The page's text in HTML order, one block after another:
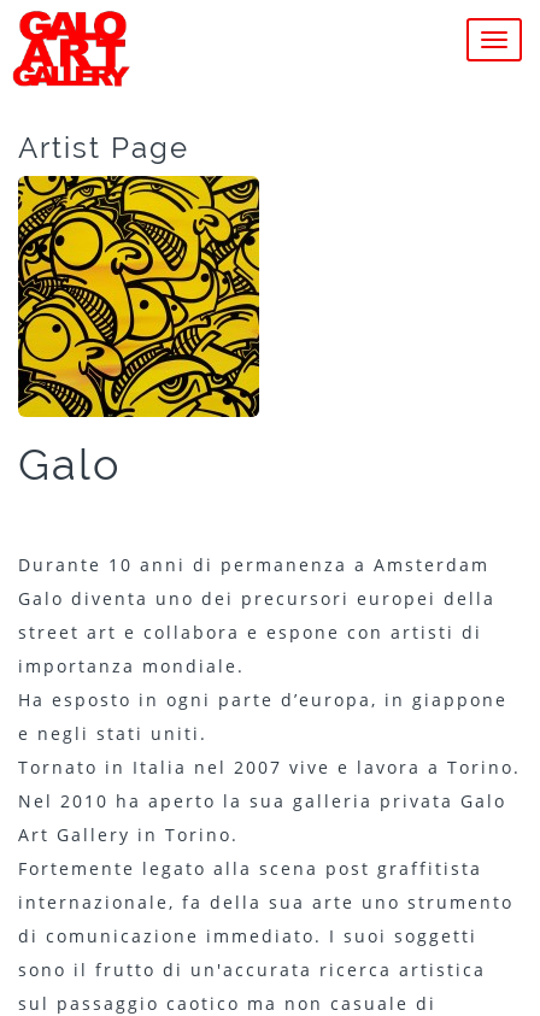
Artist Page
Galo
Durante 10 anni di permanenza a Amsterdam
Galo diventa uno dei precursori europei della
street art e collabora e espone con artisti di
importanza mondiale.
Ha esposto in ogni parte d’europa, in giappone
e negli stati uniti.
Tornato in Italia nel 2007 vive e lavora a Torino.
Nel 2010 ha aperto la sua galleria privata Galo
Art Gallery in Torino.
Fortemente legato alla scena post graffitista
internazionale, fa della sua arte uno strumento
di comunicazione immediato. I suoi soggetti
sono il frutto di un'accurata ricerca artistica
sul passaggio caotico ma non casuale di